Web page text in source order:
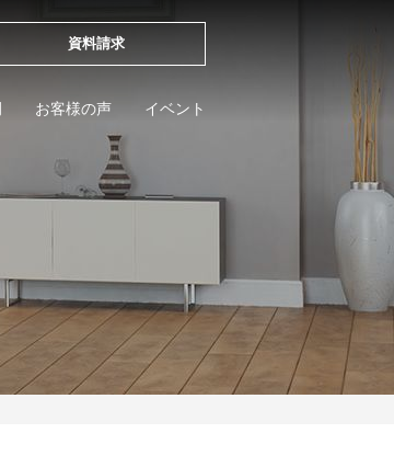
資料請求
お客様の声 イベント